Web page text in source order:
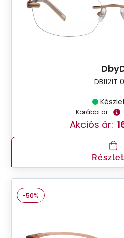
DB1121T
Korábbi ár:
Akciós ár:
-50%